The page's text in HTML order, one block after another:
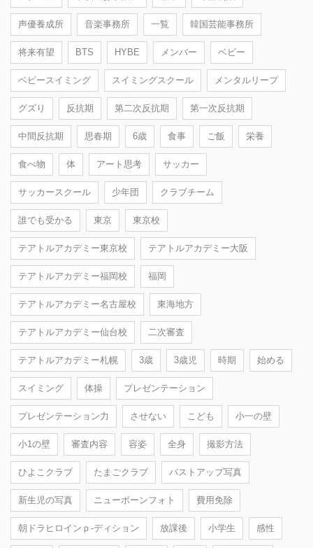
声優養成所 音楽事務所 一覧 韓国芸能事務所
将来有望 BTS HYBE メンバー ベビー
ベビースイミング スイミングスクール メンタルリープ
グズり 反抗期 第二次反抗期 第一次反抗期
中間反抗期 思春期 6歳 食事 ご飯 栄養
食べ物 体 アート思考 サッカー
サッカースクール 少年団 クラブチーム
誰でも受かる 東京 東京校
テアトルアカデミー東京校 テアトルアカデミー大阪
テアトルアカデミー福岡校 福岡
テアトルアカデミー名古屋校 東海地方
テアトルアカデミー仙台校 二次審査
テアトルアカデミー札幌 3歳 3歳児 時期 始める
スイミング 体操 プレゼンテーション
プレゼンテーション力 させない こども 小一の壁
小1の壁 審査内容 容姿 全身 撮影方法
ひよこクラブ たまごクラブ バストアップ写真
新生児の写真 ニューボーンフォト 費用免除
朝ドラヒロインｐ-ディション 放課後 小学生 感性